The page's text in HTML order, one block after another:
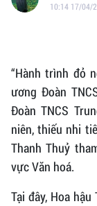
10:14 17/04/
“Hành trình đỏ
ương Đoàn
Đoàn TNCS
niên, thiếu nhi
Thanh Thuỷ
vực Văn hoá.
Tại đây, Hoa